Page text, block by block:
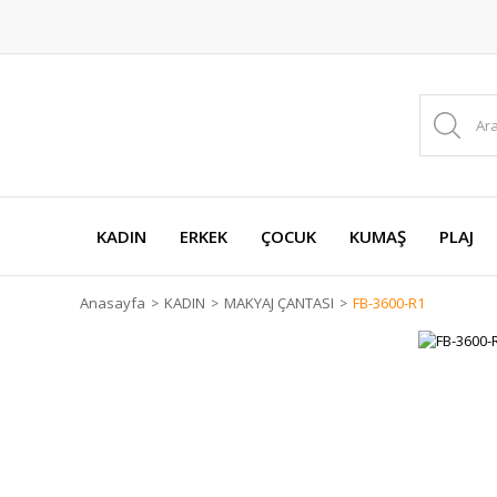
KADIN ERKEK ÇOCUK KUMAŞ PLAJ
Anasayfa KADIN MAKYAJ ÇANTASI FB-3600-R1